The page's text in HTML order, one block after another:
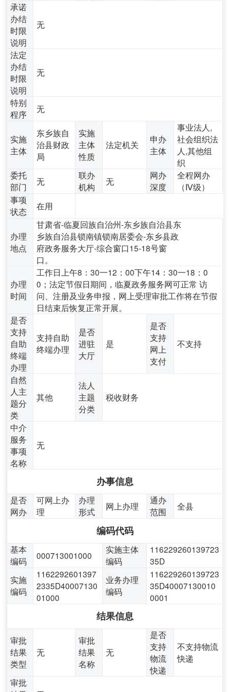
承诺
办结
时限
说明
无
法定
办结
时限
说明
无
特别
程序
无
实施
主体
东乡族自
治县财政
局
实施
主体
性质
法定机关
申办
主体
事业法人,
社会组织法
人,其他组
织
委托
部门
无
联办
机构
无
网办
深度
全程网办
（Ⅳ级）
事项
状态
在用
办理
地点
甘肃省-临夏回族自治州-东乡族自治县东
乡族自治县锁南镇锁南居委会-东乡县政
府政务服务大厅-综合窗口15-18号窗
口。
办理
时间
工作日上午8：30一12：00下午14：30一18：0
0；法定节假日期间，临夏政务服务网可正常 访
问、注册及业务申报，网上受理审批工作将在节假
日结束后恢复正常开展。
是否
支持
自助
终端
办理
支持自助
终端办理
是否
进驻
大厅
是
是否
支持
网上
支付
不支持
自然
人主
题分
类
其他
法人
主题
分类
税收财务
中介
服务
事项
名称
无
办事信息
是否
网办
可网上办
理
办理
形式
网上办理
通办
范围
全县
编码代码
基本
编码
000713001000
实施主体
编码
116229260139723
35D
实施
编码
1162292601397
2335D40007130
01000
业务办理
编码
116229260139723
35D40007130010
0001
结果信息
审批
结果
类型
无
审批
结果
名称
无
是否
支持
物流
快递
不支持物流
快递
审批